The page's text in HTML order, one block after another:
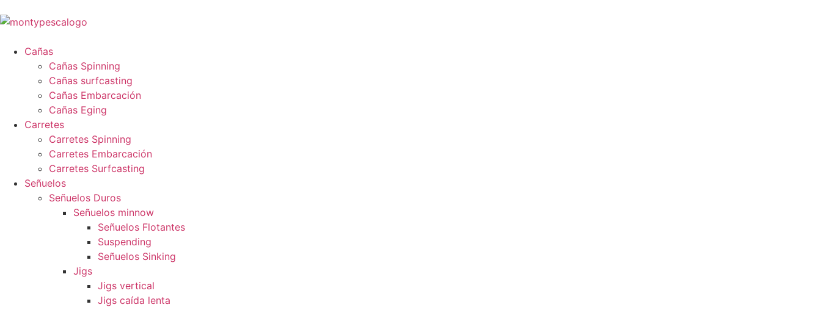
Cañas
Cañas Spinning
Cañas surfcasting
Cañas Embarcación
Cañas Eging
Carretes
Carretes Spinning
Carretes Embarcación
Carretes Surfcasting
Señuelos
Señuelos Duros
Señuelos minnow
Señuelos Flotantes
Suspending
Señuelos Sinking
Jigs
Jigs vertical
Jigs caída lenta